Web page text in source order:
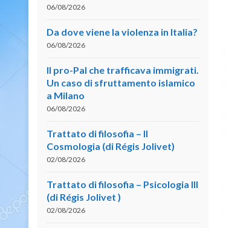
06/08/2026
Da dove viene la violenza in Italia?
06/08/2026
Il pro-Pal che trafficava immigrati.
Un caso di sfruttamento islamico
a Milano
06/08/2026
Trattato di filosofia – II
Cosmologia (di Régis Jolivet)
02/08/2026
Trattato di filosofia – Psicologia III
(di Régis Jolivet )
02/08/2026